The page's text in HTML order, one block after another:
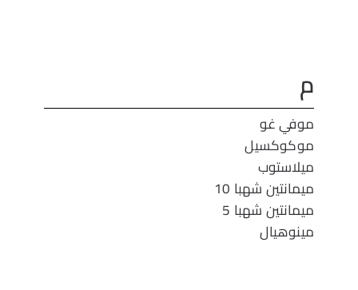
م
موفي غو
موكوكسيل
ميلاستوب
ميمانتين شهبا 10
ميمانتين شهبا 5
مينوهيال